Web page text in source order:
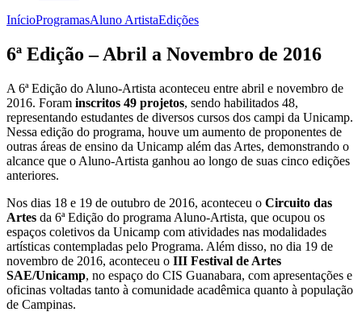
InícioProgramasAluno ArtistaEdições
6ª Edição – Abril a Novembro de 2016
A 6ª Edição do Aluno-Artista aconteceu entre abril e novembro de
2016. Foram inscritos 49 projetos, sendo habilitados 48,
representando estudantes de diversos cursos dos campi da Unicamp.
Nessa edição do programa, houve um aumento de proponentes de
outras áreas de ensino da Unicamp além das Artes, demonstrando o
alcance que o Aluno-Artista ganhou ao longo de suas cinco edições
anteriores.
Nos dias 18 e 19 de outubro de 2016, aconteceu o Circuito das
Artes da 6ª Edição do programa Aluno-Artista, que ocupou os
espaços coletivos da Unicamp com atividades nas modalidades
artísticas contempladas pelo Programa. Além disso, no dia 19 de
novembro de 2016, aconteceu o III Festival de Artes
SAE/Unicamp, no espaço do CIS Guanabara, com apresentações e
oficinas voltadas tanto à comunidade acadêmica quanto à população
de Campinas.